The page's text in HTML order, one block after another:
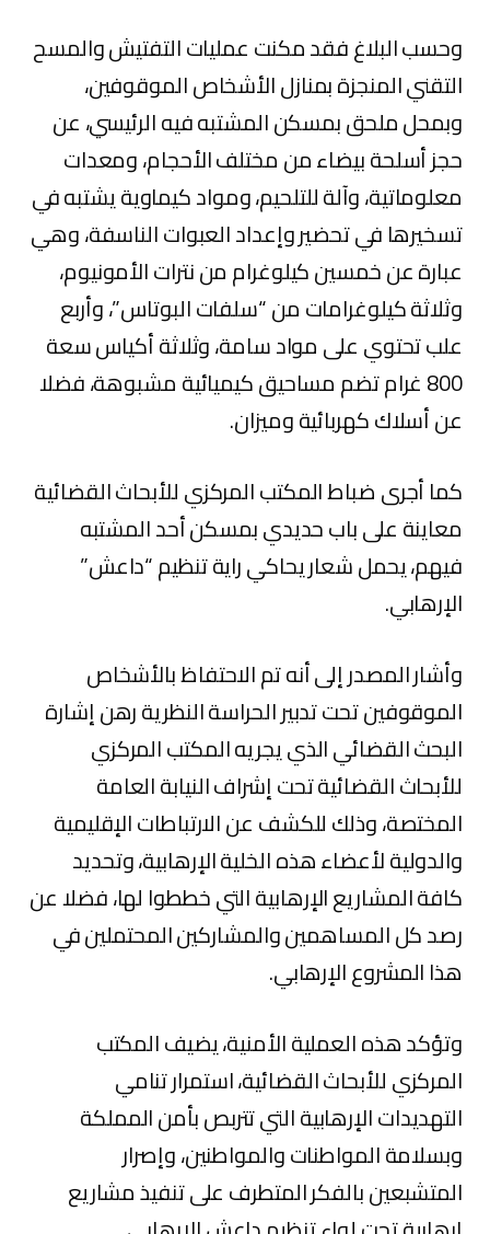
وحسب البلاغ فقد مكنت عمليات التفتيش والمسح
التقني المنجزة بمنازل الأشخاص الموقوفين،
وبمحل ملحق بمسكن المشتبه فيه الرئيسي، عن
حجز أسلحة بيضاء من مختلف الأحجام، ومعدات
معلوماتية، وآلة للتلحيم، ومواد كيماوية يشتبه في
تسخيرها في تحضير وإعداد العبوات الناسفة، وهي
عبارة عن خمسين كيلوغرام من نترات الأمونيوم،
وثلاثة كيلوغرامات من “سلفات البوتاس”، وأربع
علب تحتوي على مواد سامة، وثلاثة أكياس سعة
800 غرام تضم مساحيق كيميائية مشبوهة، فضلا
عن أسلاك كهربائية وميزان.
كما أجرى ضباط المكتب المركزي للأبحاث القضائية
معاينة على باب حديدي بمسكن أحد المشتبه
فيهم، يحمل شعار يحاكي راية تنظيم “داعش”
الإرهابي.
وأشار المصدر إلى أنه تم الاحتفاظ بالأشخاص
الموقوفين تحت تدبير الحراسة النظرية رهن إشارة
البحث القضائي الذي يجريه المكتب المركزي
للأبحاث القضائية تحت إشراف النيابة العامة
المختصة، وذلك للكشف عن الارتباطات الإقليمية
والدولية لأعضاء هذه الخلية الإرهابية، وتحديد
كافة المشاريع الإرهابية التي خططوا لها، فضلا عن
رصد كل المساهمين والمشاركين المحتملين في
هذا المشروع الإرهابي.
وتؤكد هذه العملية الأمنية، يضيف المكتب
المركزي للأبحاث القضائية، استمرار تنامي
التهديدات الإرهابية التي تتربص بأمن المملكة
وبسلامة المواطنات والمواطنين، وإصرار
المتشبعين بالفكر المتطرف على تنفيذ مشاريع